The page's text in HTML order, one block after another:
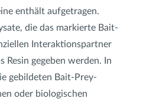
enthält aufgetragen.
die das markierte Bait-
Interaktionspartner
Resin gegeben werden. In
gebildeten Bait-Prey-
oder biologischen